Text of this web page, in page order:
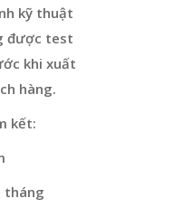
kỹ thuật
được test
khi xuất
hàng.
kết:
tháng